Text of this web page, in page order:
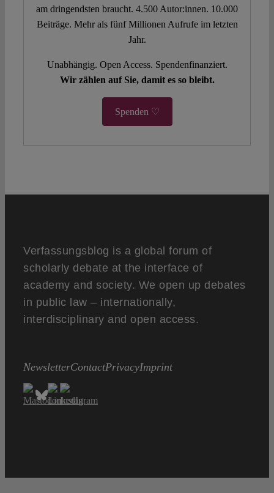
am dringendsten braucht. 4.500 Autor:innen. 10.000
Beiträge. Mehr als fünf Millionen Aufrufe im letzten
Jahr.
Unabhängig. Open Access. Spendenfinanziert.
Wir zählen auf Sie, damit es so bleibt.
Spenden ♡
Verfassungsblog is a global forum of
scholarly debate at the interface of
academy and society. We open up debates
in public law – internationally,
interdisciplinary and open access.
NewsletterContactPrivacyImprint